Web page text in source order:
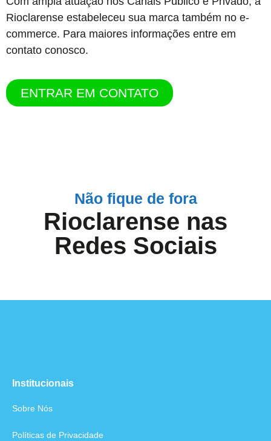
Rioclarense estabeleceu sua marca também no e-
commerce. Para maiores informações entre em
contato conosco.
ENTRAR EM CONTATO
Não fique de fora
Rioclarense nas
Redes Sociais
Institucionais
Sobre Nós
Políticas de Privacidade